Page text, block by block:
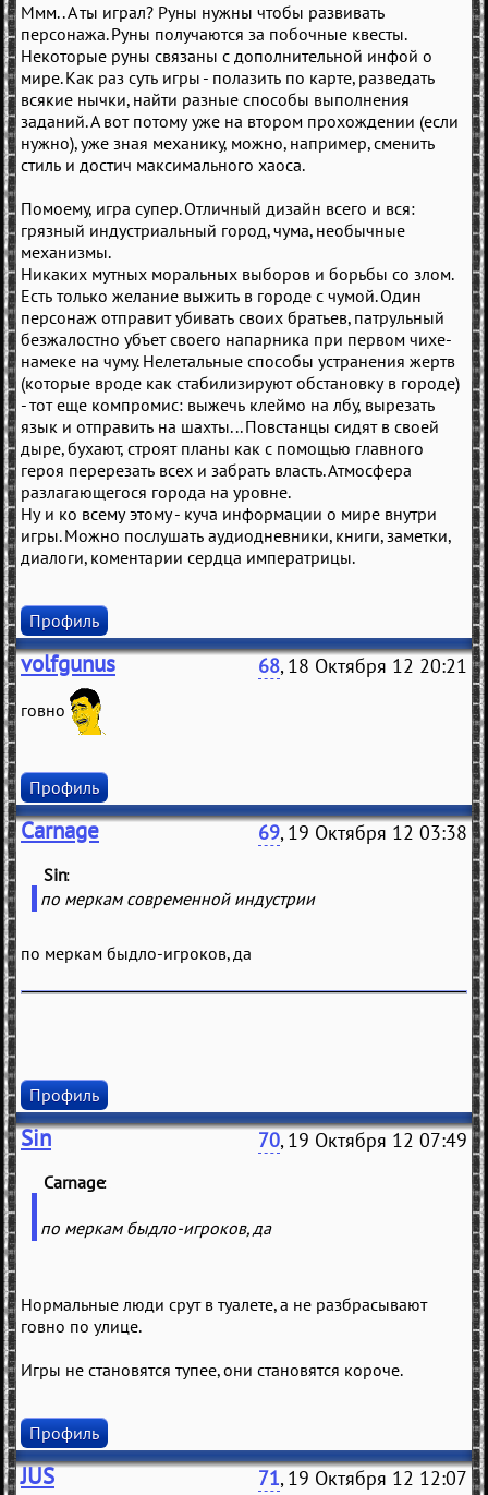
Ммм.. А ты играл? Руны нужны чтобы развивать
персонажа. Руны получаются за побочные квесты.
Некоторые руны связаны с дополнительной инфой о
мире. Как раз суть игры - полазить по карте, разведать
всякие нычки, найти разные способы выполнения
заданий. А вот потому уже на втором прохождении (если
нужно), уже зная механику, можно, например, сменить
стиль и достич максимального хаоса.
Помоему, игра супер. Отличный дизайн всего и вся:
грязный индустриальный город, чума, необычные
механизмы.
Никаких мутных моральных выборов и борьбы со злом.
Есть только желание выжить в городе с чумой. Один
персонаж отправит убивать своих братьев, патрульный
безжалостно убъет своего напарника при первом чихе-
намеке на чуму. Нелетальные способы устранения жертв
(которые вроде как стабилизируют обстановку в городе)
- тот еще компромис: выжечь клеймо на лбу, вырезать
язык и отправить на шахты... Повстанцы сидят в своей
дыре, бухают, строят планы как с помощью главного
героя перерезать всех и забрать власть. Атмосфера
разлагающегося города на уровне.
Ну и ко всему этому - куча информации о мире внутри
игры. Можно послушать аудиодневники, книги, заметки,
диалоги, коментарии сердца императрицы.
Профиль
volfgunus 68, 18 Октября 12 20:21
говно
Профиль
Carnage 69, 19 Октября 12 03:38
Sin
по меркам современной индустрии
по меркам быдло-игроков, да
Профиль
Sin 70, 19 Октября 12 07:49
Carnage
по меркам быдло-игроков, да
Нормальные люди срут в туалете, а не разбрасывают
говно по улице.
Игры не становятся тупее, они становятся короче.
Профиль
JUS 71, 19 Октября 12 12:07